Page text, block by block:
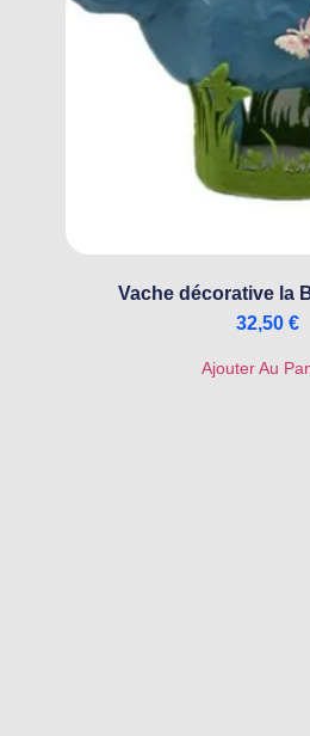
Vache décorative la
32,50 €
Ajouter Au